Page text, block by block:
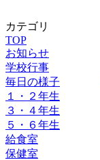
カテゴリ
TOP
お知らせ
学校行事
毎日の様子
１・２年生
３・４年生
５・６年生
給食室
保健室